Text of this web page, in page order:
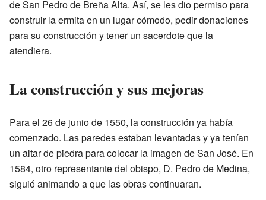
de San Pedro de Breña Alta. Así, se les dio permiso para
construir la ermita en un lugar cómodo, pedir donaciones
para su construcción y tener un sacerdote que la
atendiera.
La construcción y sus mejoras
Para el 26 de junio de 1550, la construcción ya había
comenzado. Las paredes estaban levantadas y ya tenían
un altar de piedra para colocar la imagen de San José. En
1584, otro representante del obispo, D. Pedro de Medina,
siguió animando a que las obras continuaran.